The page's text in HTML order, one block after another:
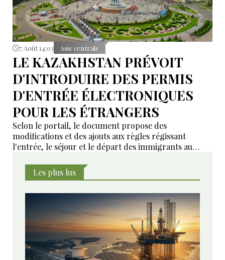
7 Août 14:03 Asie centrale
LE KAZAKHSTAN PRÉVOIT
D'INTRODUIRE DES PERMIS
D'ENTRÉE ÉLECTRONIQUES
POUR LES ÉTRANGERS
Selon le portail, le document propose des
modifications et des ajouts aux règles régissant
l'entrée, le séjour et le départ des immigrants au
Les plus lus